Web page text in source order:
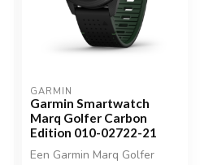
GARMIN
Garmin Smartwatch
Marq Golfer Carbon
Edition 010-02722-21
Een Garmin Marq Golfer